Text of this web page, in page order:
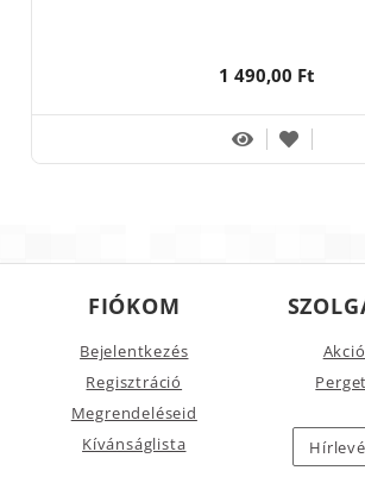
1 490,00 Ft
FIÓKOM
Bejelentkezés
Regisztráció
Megrendeléseid
Kívánságlista